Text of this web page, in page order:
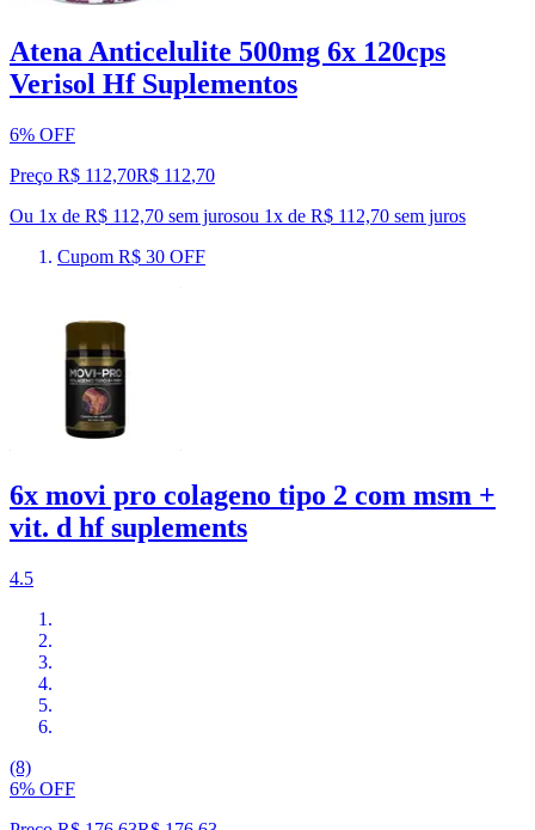
Atena Anticelulite 500mg 6x 120cps
Verisol Hf Suplementos
6% OFF
Preço R$ 112,70R$ 112,70
Ou 1x de R$ 112,70 sem jurosou 1x de R$ 112,70 sem juros
Cupom R$ 30 OFF
6x movi pro colageno tipo 2 com msm +
vit. d hf suplements
4.5
(8)
6% OFF